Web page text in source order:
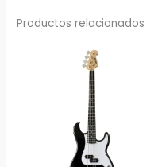
cantidad
Productos relacionados